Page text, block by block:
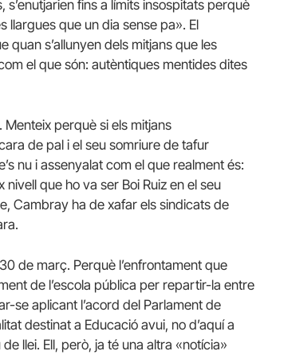
fins a límits insospitats perquè
llargues que un dia sense pa». El
s’allunyen dels mitjans que les
el que són: autèntiques mentides dites
perquè si els mitjans
de pal i el seu somriure de tafur
nu i assenyalat com el que realment és:
que ho va ser Boi Ruiz en el seu
Cambray ha de xafar els sindicats de
de març. Perquè l’enfrontament que
de l’escola pública per repartir-la entre
se aplicant l’acord del Parlament de
destinat a Educació avui, no d’aquí a
llei. Ell, però, ja té una altra «notícia»